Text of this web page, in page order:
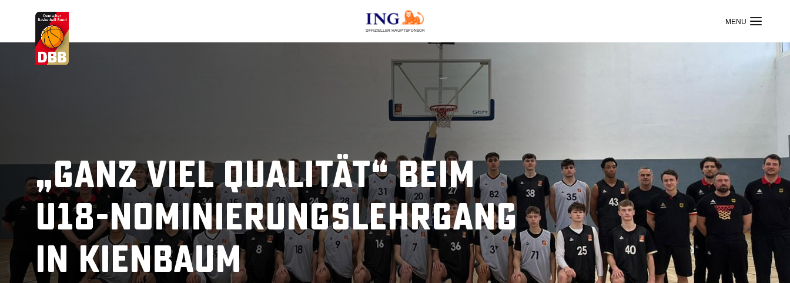
OFFIZIELLER HAUPTSPONSOR
Suchvorschläge
„Ganz viel Qualität“ beim
U18-Nominierungslehrgang
in Kienbaum